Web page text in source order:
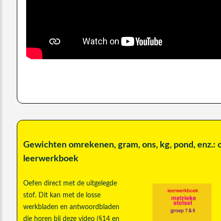
Gewichten omrekenen, gram, ons, kg, pond,
leerwerkboek
Oefen direct met de uitgelegde
stof. Dit kan met de losse
werkbladen en antwoordbladen
die horen bij deze video (§14 en